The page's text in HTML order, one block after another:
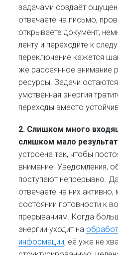
задачами создаёт
отвечаете на письмо,
открываете документ,
ленту и переходите к
переключение кажется
же рассеянное внимание
ресурсы. Задачи
умственная энергия
переходы вместо
2. Слишком много
слишком мало
устроена так, чтобы
внимание. Уведомления,
поступают непрерывно.
отвечаете на них активно,
состоянии готовности к
прерываниям. Когда
энергии уходит на
информации, её уже не